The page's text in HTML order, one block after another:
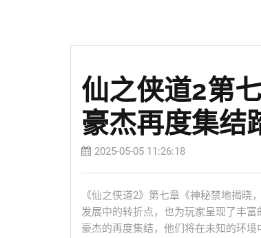
仙之侠道2第
豪杰再度集结
2025-05-05 11:26:18
《仙之侠道2》第七章《神秘禁地揭
发展中的转折点，也为玩家呈现了丰
豪杰的再度集结，他们将在未知的环